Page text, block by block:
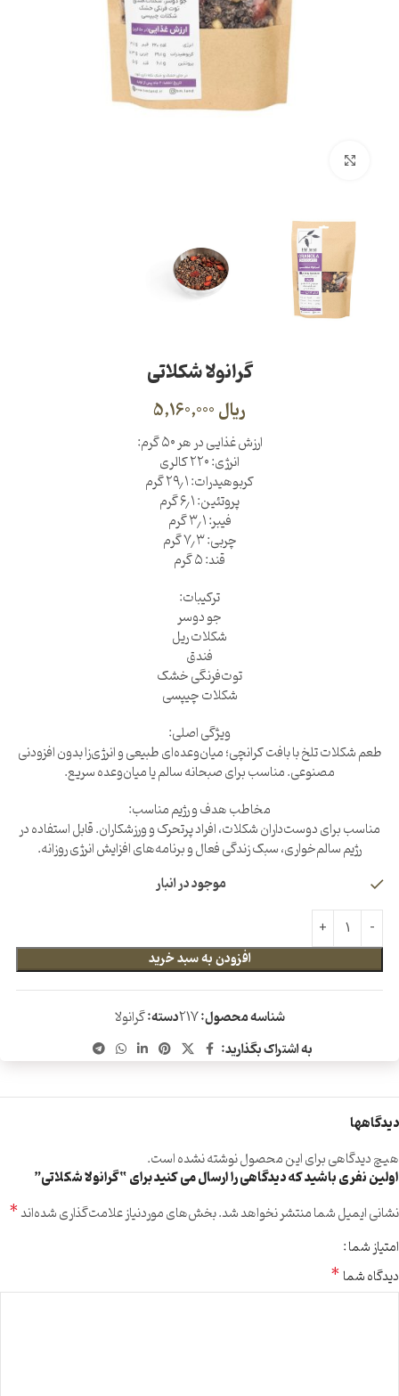
گرانولا شکلاتی
ریال
ارزش غذایی در هر ۵۰ گرم:
انرژی: ۲۲۰ کالری
کربوهیدرات: ۲۹٫۱ گرم
پروتئین: ۶٫۱ گرم
فیبر: ۳٫۱ گرم
چربی: ۷٫۳ گرم
قند: ۵ گرم
ترکیبات:
جو دوسر
شکلات ریل
فندق
توت‌فرنگی خشک
شکلات چیپسی
ویژگی اصلی:
طعم شکلات تلخ با بافت کرانچی؛ میان‌وعده‌ای طبیعی و انرژی‌زا بدون افزودنی
مصنوعی. مناسب برای صبحانه سالم یا میان‌وعده سریع.
مخاطب هدف و رژیم مناسب:
مناسب برای دوست‌داران شکلات، افراد پرتحرک و ورزشکاران. قابل استفاده در
رژیم سالم‌خواری، سبک زندگی فعال و برنامه‌های افزایش انرژی روزانه.
موجود در انبار
افزودن به سبد خرید
شناسه محصول:217دسته:گرانولا
به اشتراک بگذارید:
دیدگاهها
هیچ دیدگاهی برای این محصول نوشته نشده است.
اولین نفری باشید که دیدگاهی را ارسال می کنید برای “گرانولا شکلاتی”
نشانی ایمیل شما منتشر نخواهد شد.بخش‌های موردنیاز علامت‌گذاری شده‌اند*
امتیاز شما
دیدگاه شما*